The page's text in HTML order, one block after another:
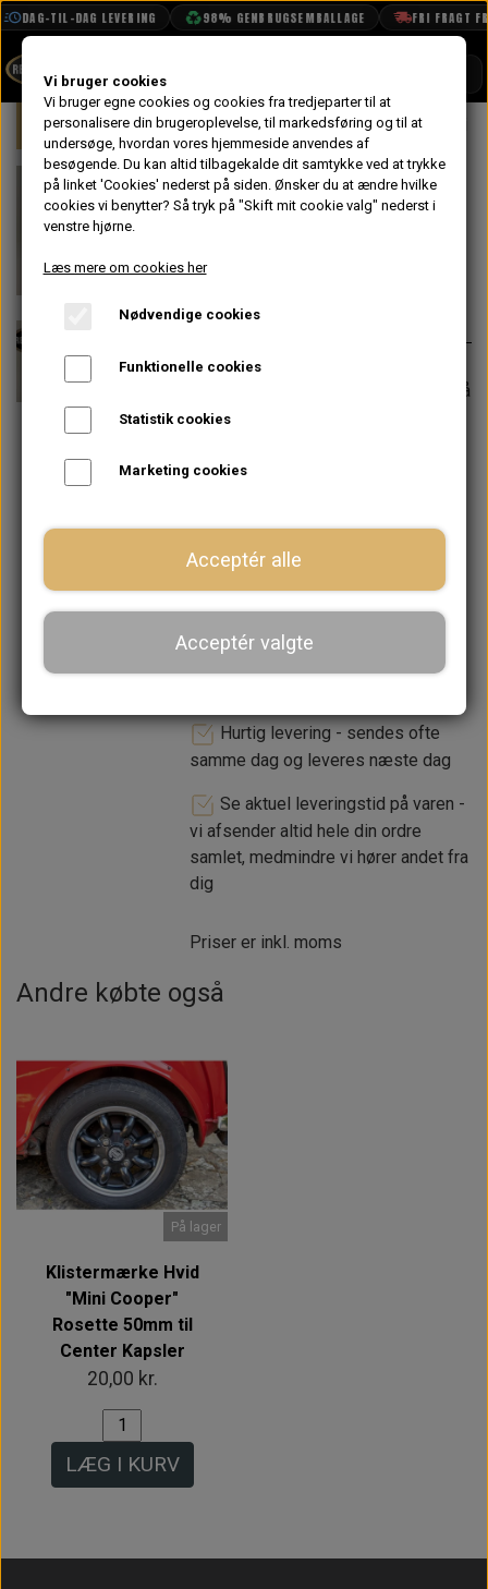
DAG-TIL-DAG LEVERING 98% GENBRUGSEMBALLAGE FRI FRAGT
BOOK TID
PROJEKTER
TEKNISK DATA
VANDPOLERING
Forside Mini Styling Emblemer
Mini Emblem -
Varenummer: 24A997
Varen er på
lager. 1-2 dages leveringstid
−
LÆG I KURV
Dansk webshop, kundeservice
Hurtig levering - sendes ofte
samme dag og leveres næste dag
Se aktuel leveringstid på varen -
vi afsender altid hele din ordre
samlet, medmindre vi hører andet fra
dig
Priser er inkl. moms
Andre købte også
På lager
Klistermærke Hvid
"Mini Cooper"
Rosette 50mm til
Center Kapsler
20,00 kr.
LÆG I KURV
Vi bruger cookies
Vi bruger egne cookies og cookies fra tredjeparter til at
personalisere din brugeroplevelse, til markedsføring og til at
undersøge, hvordan vores hjemmeside anvendes af
besøgende. Du kan altid tilbagekalde dit samtykke ved at trykke
på linket 'Cookies' nederst på siden. Ønsker du at ændre hvilke
cookies vi benytter? Så tryk på "Skift mit cookie valg" nederst i
venstre hjørne.
Læs mere om cookies her
Nødvendige cookies
Funktionelle cookies
Statistik cookies
Marketing cookies
Acceptér alle
Acceptér valgte